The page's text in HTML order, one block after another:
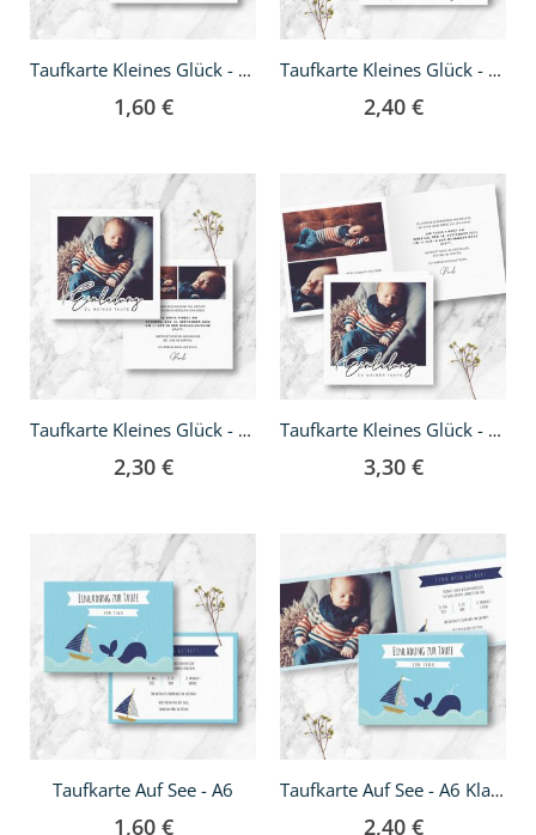
Taufkarte Kleines Glück - A6
1,60 €
Taufkarte Kleines Glück - A6 Klappkarte
2,40 €
Taufkarte Kleines Glück - quadratisch
2,30 €
Taufkarte Kleines Glück - Klappkarte quadratisch
3,30 €
Taufkarte Auf See - A6
1,60 €
Taufkarte Auf See - A6 Klappkarte
2,40 €